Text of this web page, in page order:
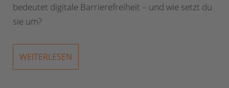
bedeutet digitale Barrierefreiheit – und wie setzt du
sie um?
WEITERLESEN